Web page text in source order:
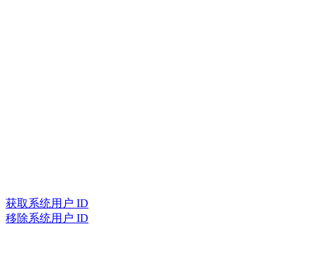
获取系统用户 ID
移除系统用户 ID